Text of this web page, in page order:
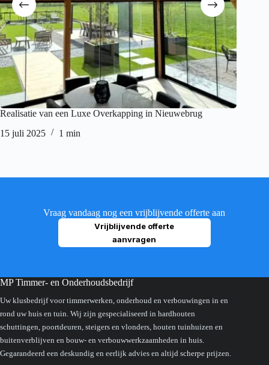
Realisatie van een Luxe Overkapping in Nieuwebrug
15 juli 2025
1 min
Vraag vandaag nog een vrijblijvende offerte aan
Vrijblijvende offerte
aanvragen
MP Timmer- en Onderhoudsbedrijf
Uw klusbedrijf voor timmerwerken, onderhoud en verbouwingen in en
rond uw huis en tuin. Wij zijn gespecialiseerd in hardhouten
schuttingen, poortdeuren, steigers en vlonders, houten tuinhuizen en
buitenverblijven en bouw- en verbouwwerkzaamheden in huis.
Gegarandeerd een deskundig en eerlijk advies en altijd scherpe prijzen.